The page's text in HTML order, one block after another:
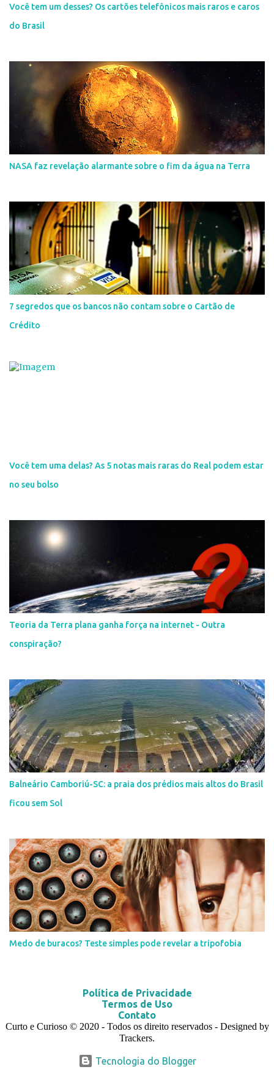
Você tem um desses? Os cartões telefônicos mais raros e caros
do Brasil
NASA faz revelação alarmante sobre o fim da água na Terra
7 segredos que os bancos não contam sobre o Cartão de
Crédito
Você tem uma delas? As 5 notas mais raras do Real podem estar
no seu bolso
Teoria da Terra plana ganha força na internet - Outra
conspiração?
Balneário Camboriú-SC: a praia dos prédios mais altos do Brasil
ficou sem Sol
Medo de buracos? Teste simples pode revelar a tripofobia
Política de Privacidade
Termos de Uso
Contato
Curto e Curioso © 2020 - Todos os direito reservados - Designed by
Trackers.
Tecnologia do Blogger